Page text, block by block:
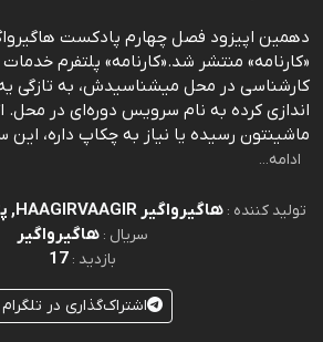
دهمین اپیزود فصل چهارم پادکست
«کارنامه» منتشر شد.«کارنامه» پلتفرم
کارشناسی در محل میشناسیدش، به تازگی
اندازی کرده به نام سرویس دوره‌ای در
ماشینتون رسیده یا نیاز به چکاپ داره،
ادامه...
تولید کننده :هاگیرواگیر HAAGIRVAAGIR, پژمان, مهسا, ماندنی
سریال :هاگیرواگیر
بازدید :17
اشتراک‌گذاری در تلگرام